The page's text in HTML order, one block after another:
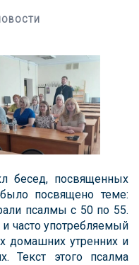
бесед, посвященных
посвящено теме:
псалмы с 50 по 55.
часто употребляемый
домашних утренних и
Текст этого псалма